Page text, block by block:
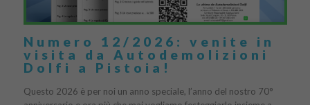
Numero 12/2026: venite in
visita da Autodemolizioni
Dolfi a Pistoia!
Questo 2026 è per noi un anno speciale, l’anno del nostro 70°